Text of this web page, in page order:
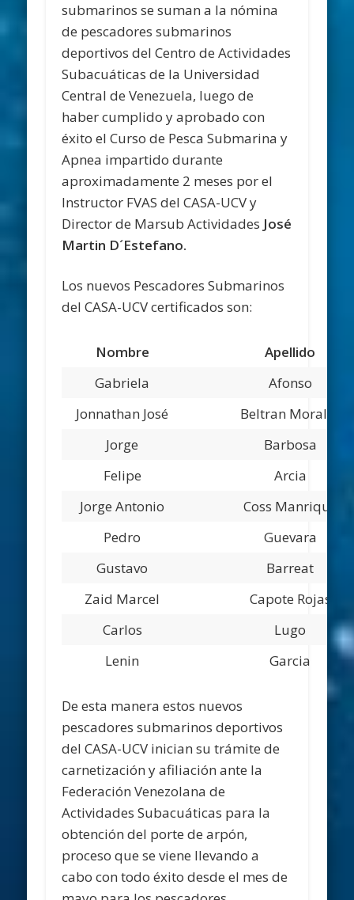
submarinos se suman a la nómina
de pescadores submarinos
deportivos del Centro de Actividades
Subacuáticas de la Universidad
Central de Venezuela, luego de
haber cumplido y aprobado con
éxito el Curso de Pesca Submarina y
Apnea impartido durante
aproximadamente 2 meses por el
Instructor FVAS del CASA-UCV y
Director de Marsub Actividades José
Martin D´Estefano.
Los nuevos Pescadores Submarinos
del CASA-UCV certificados son:
Nombre
Apellido
Gabriela
Afonso
Jonnathan José
Beltran Morales
Jorge
Barbosa
Felipe
Arcia
Jorge Antonio
Coss Manrique
Pedro
Guevara
Gustavo
Barreat
Zaid Marcel
Capote Rojas
Carlos
Lugo
Lenin
Garcia
De esta manera estos nuevos
pescadores submarinos deportivos
del CASA-UCV inician su trámite de
carnetización y afiliación ante la
Federación Venezolana de
Actividades Subacuáticas para la
obtención del porte de arpón,
proceso que se viene llevando a
cabo con todo éxito desde el mes de